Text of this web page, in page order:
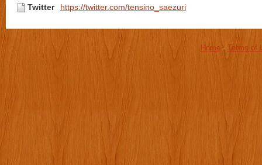
Twitter https://twitter.com/tensino_saezuri
Home- Terms of